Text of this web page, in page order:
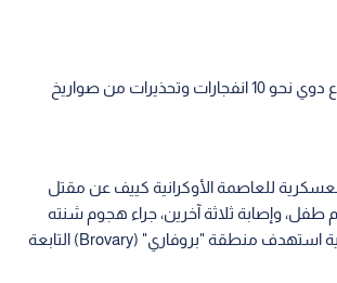
الهجوم سبقه سماع دوي نحو 10 انفجارات وتحذيرات من صواريخ
للعاصمة الأوكرانية كييف عن مقتل
طفل، وإصابة ثلاثة آخرين، جراء هجوم شنته
طائرة مسيرة روسية استهدف منطقة "بروفاري" (Brovary) التابعة